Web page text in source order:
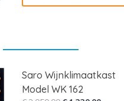
Saro Wijnklimaatkast
Model WK 162